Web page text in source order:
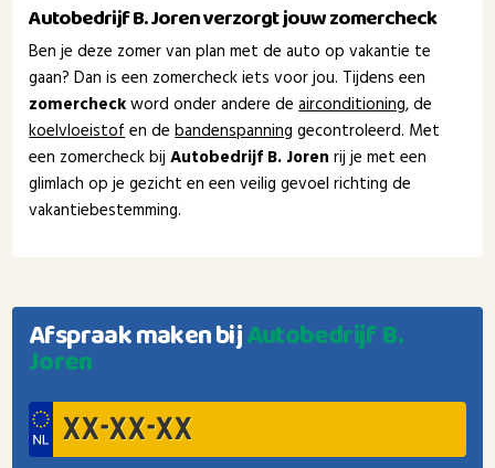
Autobedrijf B. Joren verzorgt jouw zomercheck
Ben je deze zomer van plan met de auto op vakantie te
gaan? Dan is een zomercheck iets voor jou. Tijdens een
zomercheckword onder andere deairconditioning, de
koelvloeistofen debandenspanning gecontroleerd. Met
een zomercheck bijAutobedrijf B. Jorenrij je met een
glimlach op je gezicht en een veilig gevoel richting de
vakantiebestemming.
Afspraak maken bijAutobedrijf B.
Joren